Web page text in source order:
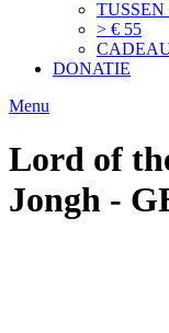
TUSSEN
> € 55
DONATIE
Menu
Lord of
Jongh -